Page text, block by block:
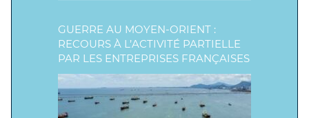
GUERRE AU MOYEN-ORIENT :
RECOURS À L’ACTIVITÉ PARTIELLE
PAR LES ENTREPRISES FRANÇAISES